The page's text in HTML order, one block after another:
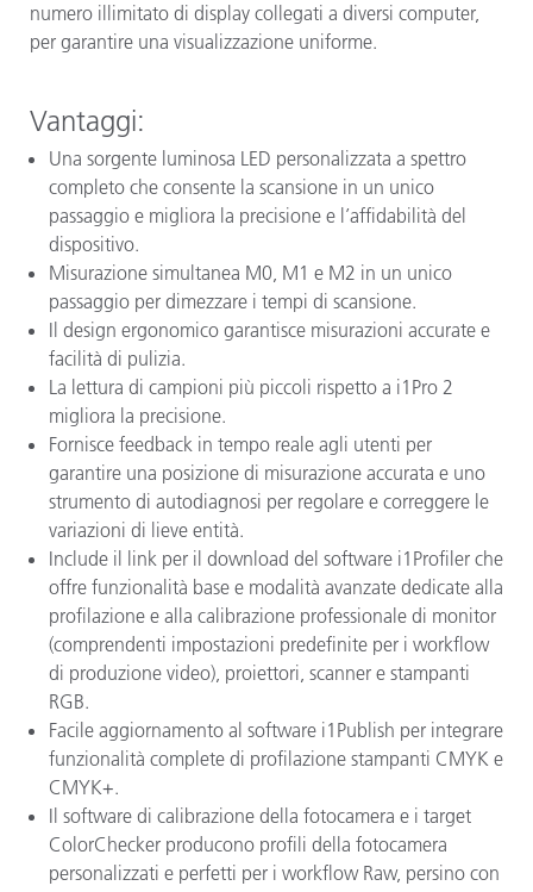
numero illimitato di display collegati a diversi computer,
per garantire una visualizzazione uniforme.
Vantaggi:
Una sorgente luminosa LED personalizzata a spettro
completo che consente la scansione in un unico
passaggio e migliora la precisione e l’affidabilità del
dispositivo.
Misurazione simultanea M0, M1 e M2 in un unico
passaggio per dimezzare i tempi di scansione.
Il design ergonomico garantisce misurazioni accurate e
facilità di pulizia.
La lettura di campioni più piccoli rispetto a i1Pro 2
migliora la precisione.
Fornisce feedback in tempo reale agli utenti per
garantire una posizione di misurazione accurata e uno
strumento di autodiagnosi per regolare e correggere le
variazioni di lieve entità.
Include il link per il download del software i1Profiler che
offre funzionalità base e modalità avanzate dedicate alla
profilazione e alla calibrazione professionale di monitor
(comprendenti impostazioni predefinite per i workflow
di produzione video), proiettori, scanner e stampanti
RGB.
Facile aggiornamento al software i1Publish per integrare
funzionalità complete di profilazione stampanti CMYK e
CMYK+.
Il software di calibrazione della fotocamera e i target
ColorChecker producono profili della fotocamera
personalizzati e perfetti per i workflow Raw, persino con